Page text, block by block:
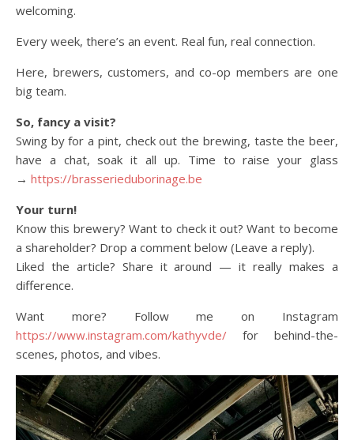
welcoming.
Every week, there’s an event. Real fun, real connection.
Here, brewers, customers, and co-op members are one
big team.
So, fancy a visit?
Swing by for a pint, check out the brewing, taste the beer,
have a chat, soak it all up. Time to raise your glass
→ https://brasserieduborinage.be
Your turn!
Know this brewery? Want to check it out? Want to become
a shareholder? Drop a comment below (Leave a reply).
Liked the article? Share it around — it really makes a
difference.
Want more? Follow me on Instagram
https://www.instagram.com/kathyvde/ for behind-the-
scenes, photos, and vibes.